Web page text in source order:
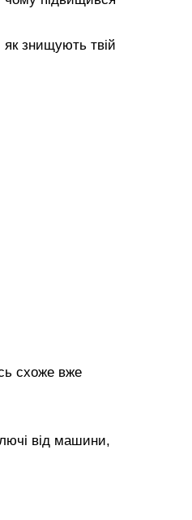
знищують твій
схоже вже
від машини,